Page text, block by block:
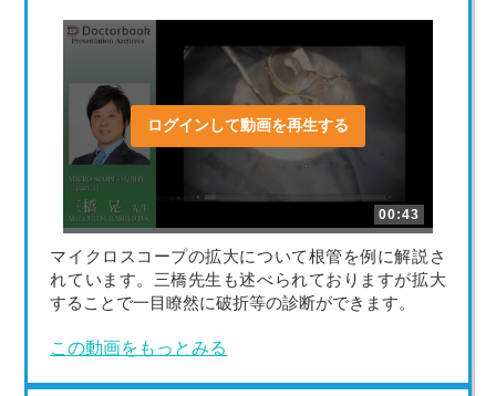
ログインして動画を再生する
00:43
マイクロスコープの拡大について根管を例に解説さ
れています。三橋先生も述べられておりますが拡大
することで一目瞭然に破折等の診断ができます。
この動画をもっとみる